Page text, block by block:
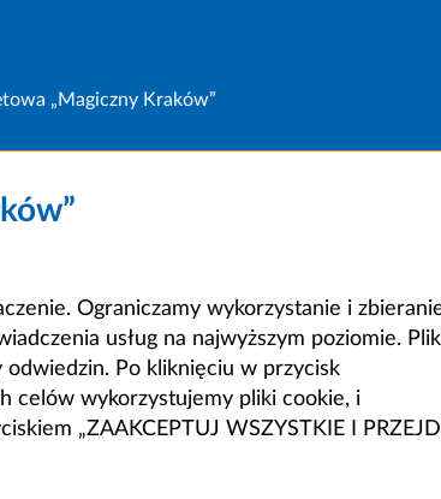
„Magiczny Kraków”
Ograniczamy wykorzystanie i
usług na najwyższym poziomie.
odwiedzin. Po kliknięciu w przycisk
celów wykorzystujemy pliki cookie, i
„ZAAKCEPTUJ WSZYSTKIE I